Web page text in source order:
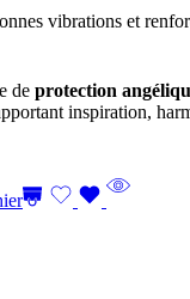
vibrations et
de protection
inspiration,